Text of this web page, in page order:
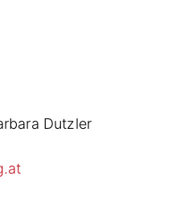
Dutzler